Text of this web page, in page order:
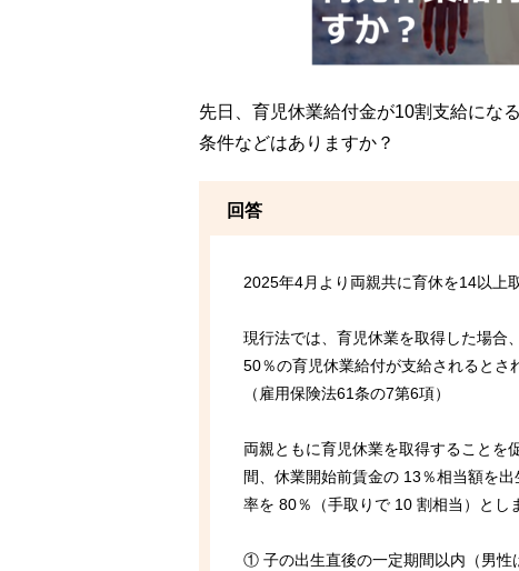
先日、育児休業給付金が10割支給にな
条件などはありますか？
回答
2025年4月より両親共に育休を14以上
現行法では、育児休業を取得した場合
50％の育児休業給付が支給されるとさ
（雇用保険法61条の7第6項）
両親ともに育児休業を取得すること
間、休業開始前賃金の 13％相当額を
率を 80％（手取りで 10 割相当）とし
① 子の出生直後の一定期間以内（男性